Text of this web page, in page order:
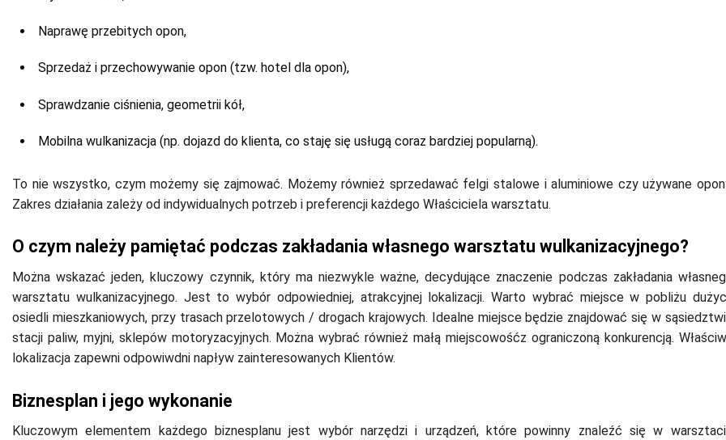
Naprawę przebitych opon,
Sprzedaż i przechowywanie opon (tzw. hotel dla opon),
Sprawdzanie ciśnienia, geometrii kół,
Mobilna wulkanizacja (np. dojazd do klienta, co staję się usługą coraz bardziej popularną).
To nie wszystko, czym możemy się zajmować. Możemy również sprzedawać felgi stalowe i aluminiowe czy używane
Zakres działania zależy od indywidualnych potrzeb i preferencji każdego Właściciela warsztatu.
O czym należy pamiętać podczas zakładania własnego warsztatu wulkanizacyjnego?
Można wskazać jeden, kluczowy czynnik, który ma niezwykle ważne, decydujące znaczenie podczas zakładania
warsztatu wulkanizacyjnego. Jest to wybór odpowiedniej, atrakcyjnej lokalizacji. Warto wybrać miejsce w pobliżu
osiedli mieszkaniowych, przy trasach przelotowych / drogach krajowych. Idealne miejsce będzie znajdować się w
stacji paliw, myjni, sklepów motoryzacyjnych. Można wybrać również małą miejscowośćz ograniczoną konkurencją.
lokalizacja zapewni odpowiwdni napływ zainteresowanych Klientów.
Biznesplan i jego wykonanie
Kluczowym elementem każdego biznesplanu jest wybór narzędzi i urządzeń, które powinny znaleźć się w